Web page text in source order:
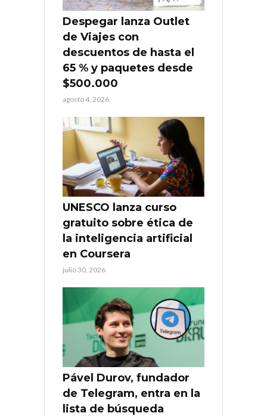
Despegar lanza Outlet
de Viajes con
descuentos de hasta el
65 % y paquetes desde
$500.000
agosto 4, 2026
UNESCO lanza curso
gratuito sobre ética de
la inteligencia artificial
en Coursera
julio 30, 2026
Pável Durov, fundador
de Telegram, entra en la
lista de búsqueda